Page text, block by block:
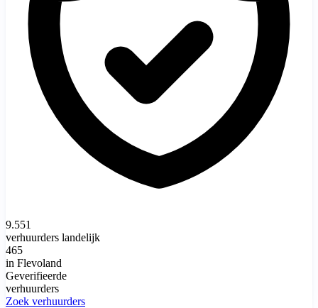
9.551
verhuurders landelijk
465
in Flevoland
Geverifieerde
verhuurders
Zoek verhuurders